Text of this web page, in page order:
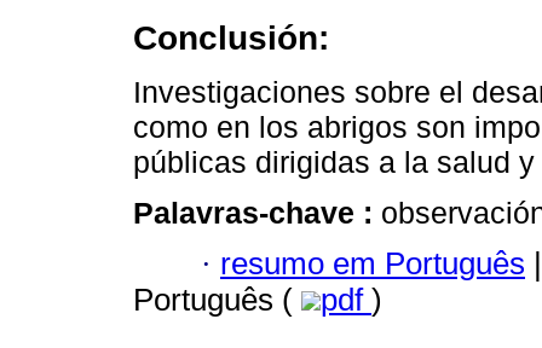
Conclusión:
Investigaciones sobre el
como en los abrigos son
públicas dirigidas a la salud
Palavras-chave :
· resumo em Português
Português (
pdf )